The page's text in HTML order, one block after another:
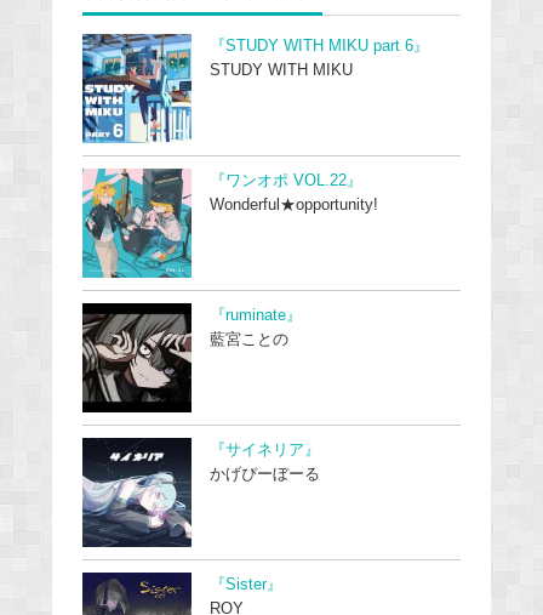
『STUDY WITH MIKU part 6』
STUDY WITH MIKU
『ワンオポ VOL.22』
Wonderful★opportunity!
『ruminate』
藍宮ことの
『サイネリア』
かげぴーぼーる
『Sister』
ROY